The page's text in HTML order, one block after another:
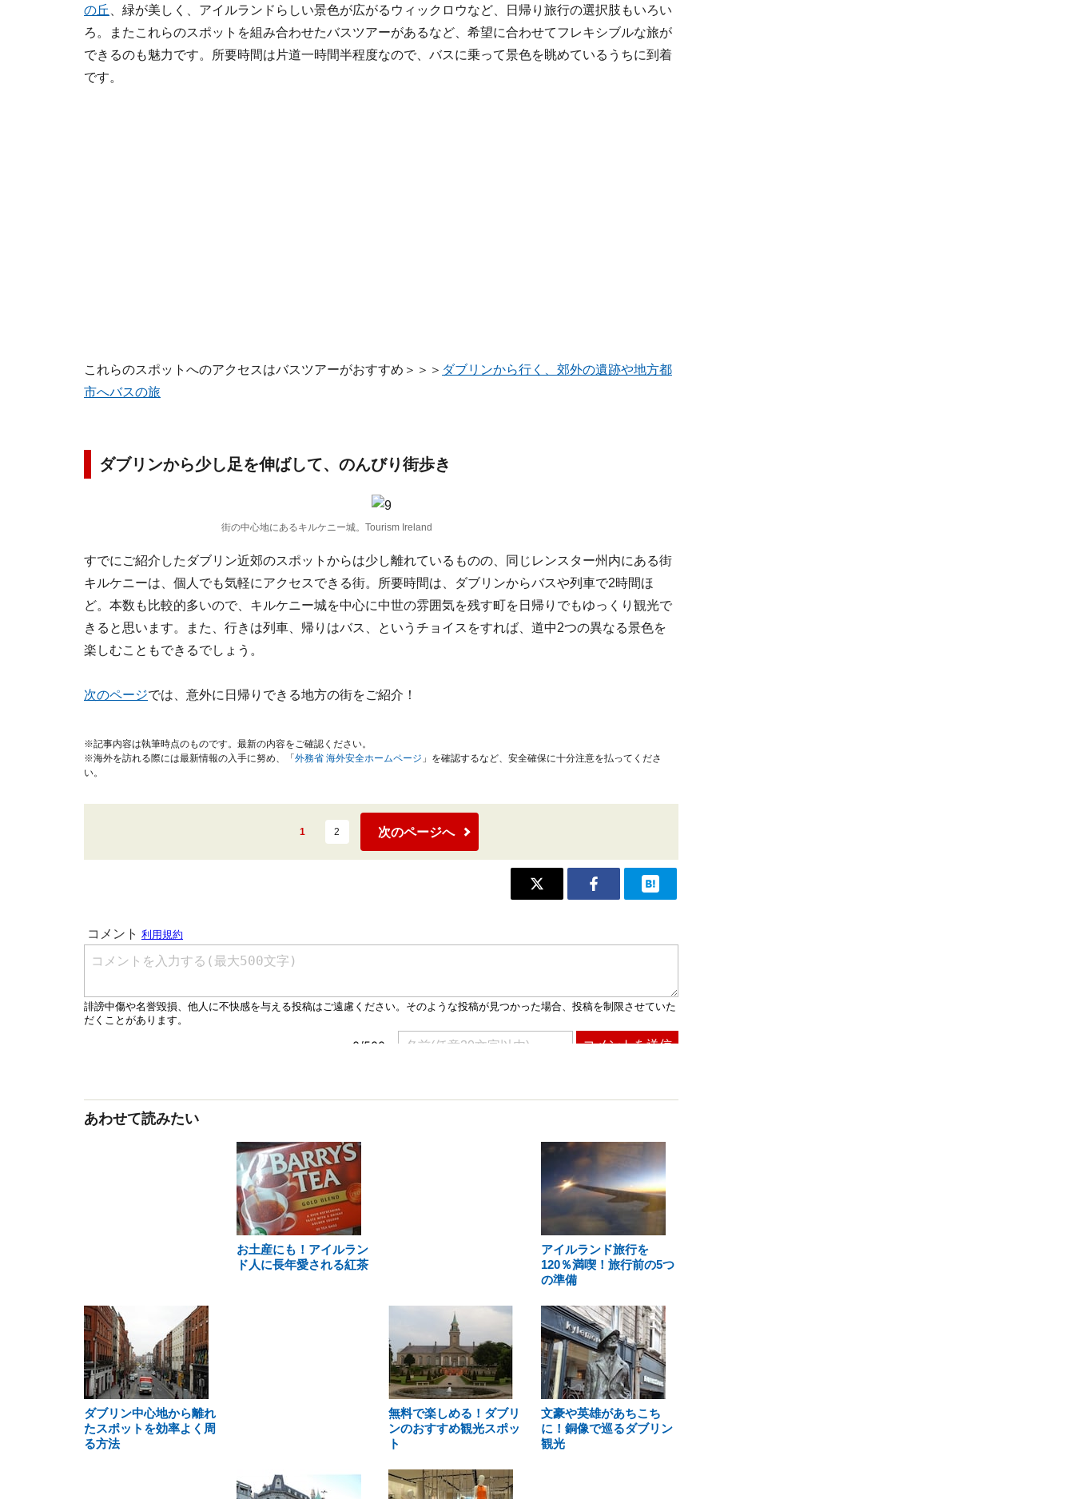
の丘
、緑が美しく、アイルランドらしい景色が広がるウィックロウなど、日帰り旅行の選択肢もいろい
ろ。またこれらのスポットを組み合わせたバスツアーがあるなど、希望に合わせてフレキシブルな旅が
できるのも魅力です。所要時間は片道一時間半程度なので、バスに乗って景色を眺めているうちに到着
です。
これらのスポットへのアクセスはバスツアーがおすすめ＞＞＞ ダブリンから行く、郊外の遺跡や地方都
市へバスの旅
ダブリンから少し足を伸ばして、のんびり街歩き
街の中心地にあるキルケニー城。Tourism Ireland
すでにご紹介したダブリン近郊のスポットからは少し離れているものの、同じレンスター州内にある街
キルケニーは、個人でも気軽にアクセスできる街。所要時間は、ダブリンからバスや列車で2時間ほ
ど。本数も比較的多いので、キルケニー城を中心に中世の雰囲気を残す町を日帰りでもゆっくり観光で
きると思います。また、行きは列車、帰りはバス、というチョイスをすれば、道中2つの異なる景色を
楽しむこともできるでしょう。
次のページでは、意外に日帰りできる地方の街をご紹介！
※記事内容は執筆時点のものです。最新の内容をご確認ください。
※海外を訪れる際には最新情報の入手に努め、「 外務省 海外安全ホームページ 」を確認するなど、安全確保に十分注意を払ってくださ
い。
1 2 次のページへ
あわせて読みたい
お土産にも！アイルラン
ド人に長年愛される紅茶
アイルランド旅行を
120％満喫！旅行前の5つ
の準備
ダブリン中心地から離れ
たスポットを効率よく周
る方法
無料で楽しめる！ダブリ
ンのおすすめ観光スポッ
ト
文豪や英雄があちこち
に！銅像で巡るダブリン
観光